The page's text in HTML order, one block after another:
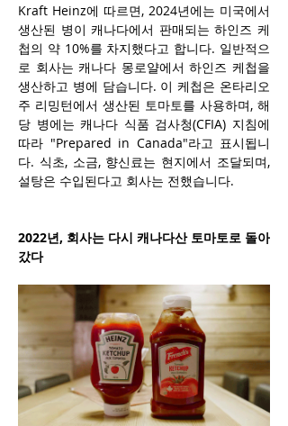
Kraft Heinz에 따르면, 2024년에는 미국에서
생산된 병이 캐나다에서 판매되는 하인즈 케
첩의 약 10%를 차지했다고 합니다. 일반적으
로 회사는 캐나다 몽로얄에서 하인즈 케첩을
생산하고 병에 담습니다. 이 케첩은 온타리오
주 리밍턴에서 생산된 토마토를 사용하며, 해
당 병에는 캐나다 식품 검사청(CFIA) 지침에
따라 "Prepared in Canada"라고 표시됩니
다. 식초, 소금, 향신료는 현지에서 조달되며,
설탕은 수입된다고 회사는 전했습니다.
2022년, 회사는 다시 캐나다산 토마토로 돌아
갔다